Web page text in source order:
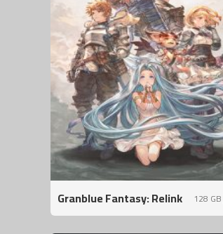
Granblue Fantasy: Relink